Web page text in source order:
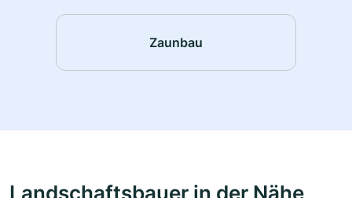
Zaunbau
Landschaftsbauer in der Nähe